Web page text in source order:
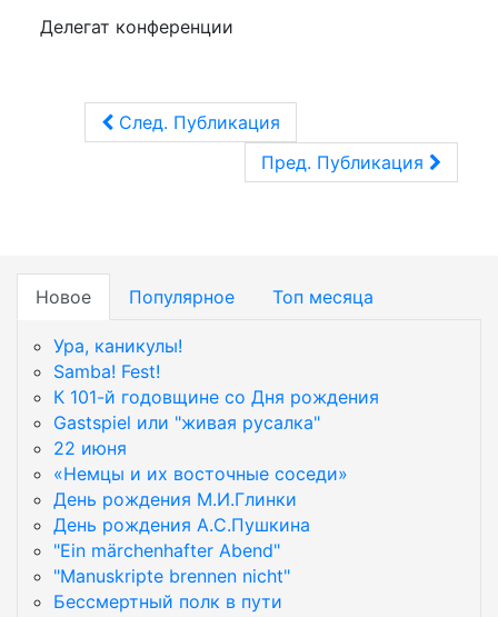
Делегат конференции
След. Публикация
Пред. Публикация
Новое Популярное Топ месяца
Ура, каникулы!
Samba! Fest!
К 101-й годовщине со Дня рождения
Gastspiel или "живая русалка"
22 июня
«Немцы и их восточные соседи»
День рождения М.И.Глинки
День рождения А.С.Пушкина
"Ein märchenhafter Abend"
"Manuskripte brennen nicht"
Бессмертный полк в пути